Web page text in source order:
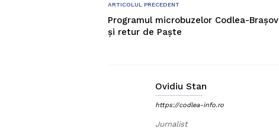
ARTICOLUL PRECEDENT
Programul microbuzelor Codlea-Brașov
și retur de Paște
Ovidiu Stan
https://codlea-info.ro
Jurnalist